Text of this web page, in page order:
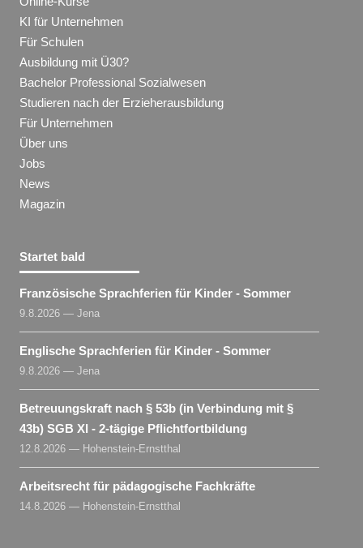
KI für Unternehmen
Für Schulen
Ausbildung mit Ü30?
Bachelor Professional Sozialwesen
Studieren nach der Erzieherausbildung
Für Unternehmen
Über uns
Jobs
News
Magazin
Startet bald
Französische Sprachferien für Kinder - Sommer
9.8.2026 — Jena
Englische Sprachferien für Kinder - Sommer
9.8.2026 — Jena
Betreuungskraft nach § 53b (in Verbindung mit §
43b) SGB XI - 2-tägige Pflichtfortbildung
12.8.2026 — Hohenstein-Ernstthal
Arbeitsrecht für pädagogische Fachkräfte
14.8.2026 — Hohenstein-Ernstthal